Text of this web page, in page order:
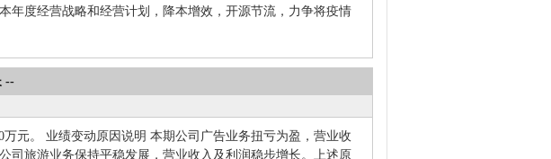
年度经营战略和经营计划，降本增效，开源节流，力争将疫情
--
元。 业绩变动原因说明 本期公司广告业务扭亏为盈，营业收
司旅游业务保持平稳发展，营业收入及利润稳步增长。上述原